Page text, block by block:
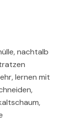
nachtalb
lernen mit